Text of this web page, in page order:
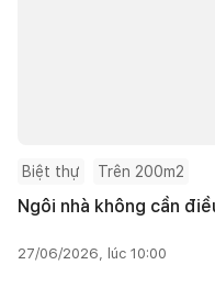
Biệt thự Trên 200m2
Ngôi nhà không cần
27/06/2026, lúc 10:00